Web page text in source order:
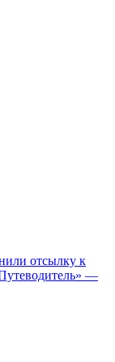
отсылку к
—